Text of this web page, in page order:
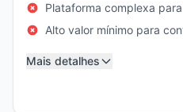
Plataforma complexa
Alto valor mínimo para
Mais detalhes